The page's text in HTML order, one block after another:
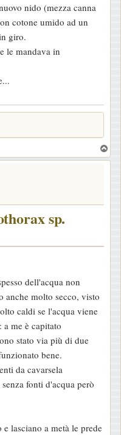
nido (mezza canna
cotone umido ad un
giro.
le mandava in
o
sp.
dell'acqua non
anche molto secco, visto
caldi se l'acqua viene
me è capitato
stato via più di due
bene.
da cavarsela
fonti d'acqua però
lasciano a metà le prede